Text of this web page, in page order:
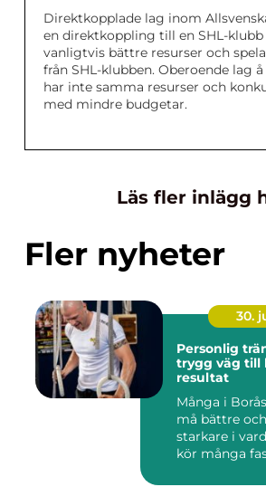
Direktkopplade lag inom
en direktkoppling till en SHL-klubb
vanligtvis bättre resurser och
från SHL-klubben. Oberoende lag
har inte samma resurser och
med mindre budgetar.
Läs fler inlägg
Fler nyheter
30.
Personlig
trygg väg till
resultat
Många i
må bättre
starkare i
kör många